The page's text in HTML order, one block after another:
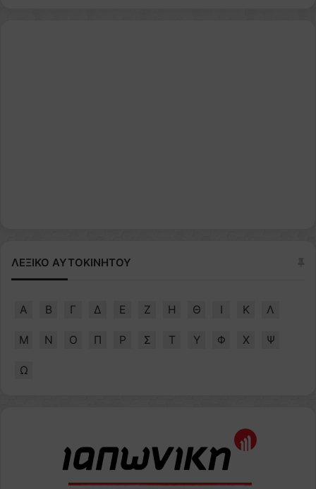
ΛΕΞΙΚΟ ΑΥΤΟΚΙΝΗΤΟΥ
Α Β Γ Δ Ε Ζ Η Θ Ι Κ Λ
Μ Ν Ο Π Ρ Σ Τ Υ Φ Χ Ψ
Ω